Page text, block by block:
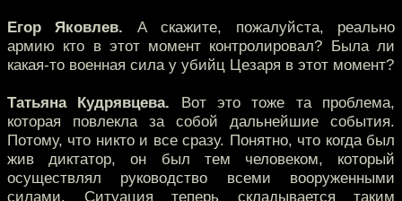
Егор Яковлев. А скажите, пожалуйста, реально
армию кто в этот момент контролировал? Была ли
какая-то военная сила у убийц Цезаря в этот момент?
Татьяна Кудрявцева. Вот это тоже та проблема,
которая повлекла за собой дальнейшие события.
Потому, что никто и все сразу. Понятно, что когда был
жив диктатор, он был тем человеком, который
осуществлял руководство всеми вооруженными
силами. Ситуация теперь складывается таким